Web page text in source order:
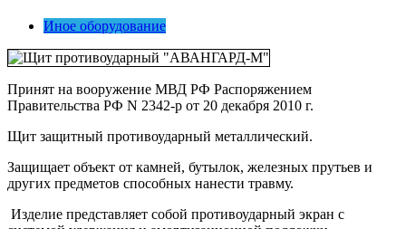
Иное оборудование
Принят на вооружение МВД РФ Распоряжением
Правительства РФ N 2342-р от 20 декабря 2010 г.
Щит защитный противоударный металлический.
Защищает объект от камней, бутылок, железных прутьев и
других предметов способных нанести травму.
Изделие представляет собой противоударный экран с